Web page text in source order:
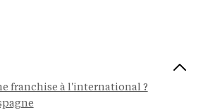
franchise à l'international ?